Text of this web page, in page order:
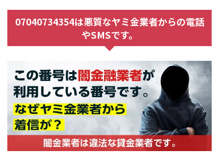
07040734354は悪質なヤミ金業者からの電話
やSMSです。